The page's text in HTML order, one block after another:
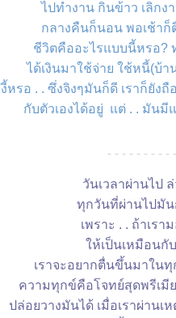
ไปทำงาน กินข้าว เลิก
กลางคืนก็นอน พอเช้าก็
ชีวิตคืออะไรแบบนี้หรอ?
ได้เงินมาใช้จ่าย ใช้หนี้(บ้
งี้หรอ . . ซึ่งจิงๆมันก็ดี เราก็ยัง
กับตัวเองได้อยู่ แต่ . . มัน
- - - - - - - - -
วันเวลาผ่านไป
ทุกวันที่ผ่านไปมัน
เพราะ . . ถ้า​​​​เรา
ห้เป็นเหมือนกับ
เราจะอยากตื่นขึ้นมาใน
ความทุกข์คือโจทย์สุดพรีเมี
ปล่อยวางมันได้ เมื่อเราผ่านเ